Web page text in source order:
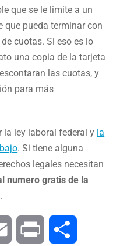
que se le limite a un
que pueda terminar con
cuotas. Si eso es lo
una copia de la tarjeta
las cuotas, y
para más
la ley laboral federal y la
. Si tiene alguna
legales necesitan
numero gratis de la
.
Email Print